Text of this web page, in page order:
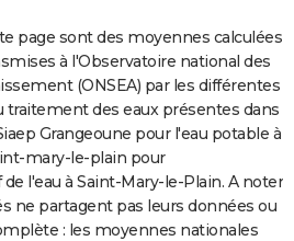
page sont des moyennes calculées
à l'Observatoire national des
(ONSEA) par les différentes
traitement des eaux présentes dans
Grangeoune pour l'eau potable à
mary-le-plain pour
l'eau à Saint-Mary-le-Plain. A noter
ne partagent pas leurs données ou
: les moyennes nationales